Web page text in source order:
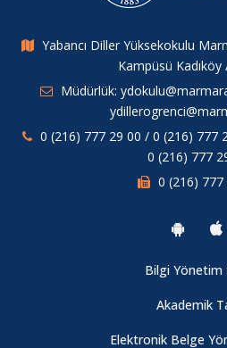
Yabancı Diller Yüksekokulu
Kampüsü
Müdürlük:
0 (216) 777 29 00 / 0 (216) 777
0 (216) 777
0 (216) 777
Bilgi Yönetim
Akademik
Elektronik Belge